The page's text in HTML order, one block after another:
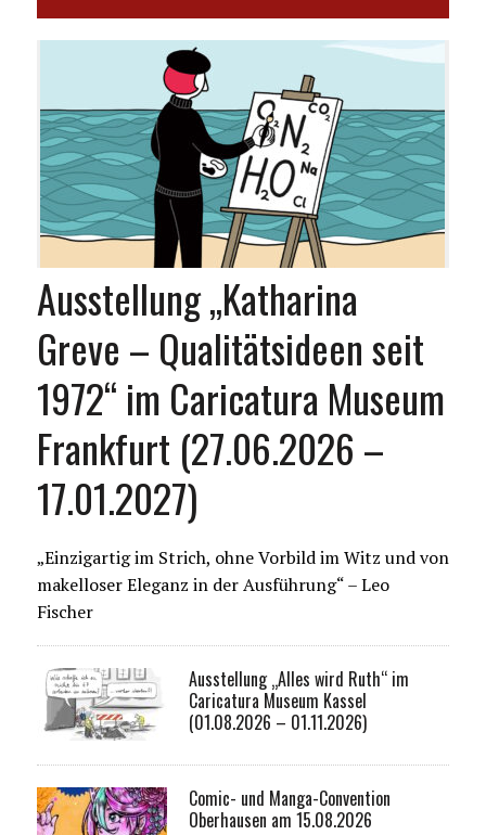
Ausstellung „Katharina
Greve – Qualitätsideen seit
1972“ im Caricatura Museum
Frankfurt (27.06.2026 –
17.01.2027)
„Einzigartig im Strich, ohne Vorbild im Witz und von
makelloser Eleganz in der Ausführung“ – Leo
Fischer
Ausstellung „Alles wird Ruth“ im
Caricatura Museum Kassel
(01.08.2026 – 01.11.2026)
Comic- und Manga-Convention
Oberhausen am 15.08.2026